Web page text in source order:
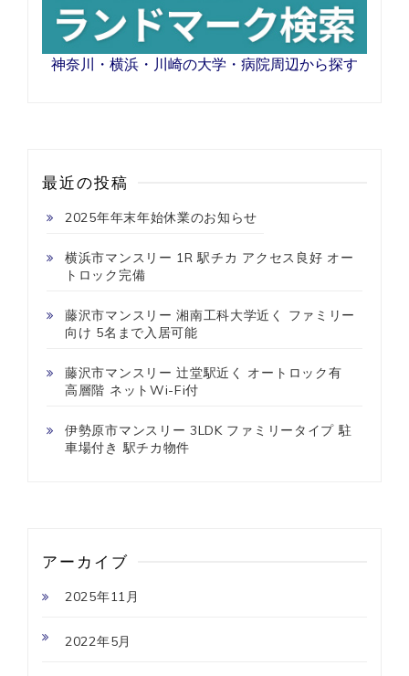
神奈川・横浜・川崎の大学・病院周辺から探す
最近の投稿
2025年年末年始休業のお知らせ
横浜市マンスリー 1R 駅チカ アクセス良好 オー
トロック完備
藤沢市マンスリー 湘南工科大学近く ファミリー
向け 5名まで入居可能
藤沢市マンスリー 辻堂駅近く オートロック有
高層階 ネットWi-Fi付
伊勢原市マンスリー 3LDK ファミリータイプ 駐
車場付き 駅チカ物件
アーカイブ
2025年11月
2022年5月